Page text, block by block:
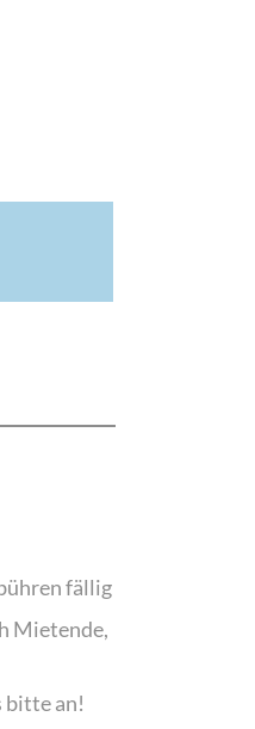
fällig
Mietende,
bitte an!